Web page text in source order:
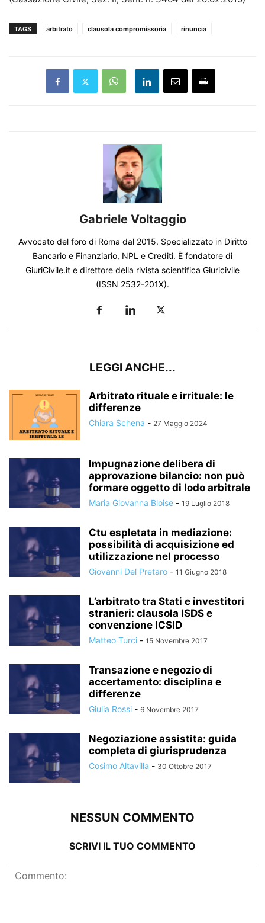
TAGS arbitrato clausola compromissoria rinuncia
Gabriele Voltaggio
Avvocato del foro di Roma dal 2015. Specializzato in Diritto
Bancario e Finanziario, NPL e Crediti. È fondatore di
GiuriCivile.it e direttore della rivista scientifica Giuricivile
(ISSN 2532-201X).
LEGGI ANCHE...
Arbitrato rituale e irrituale: le
differenze
Chiara Schena - 27 Maggio 2024
Impugnazione delibera di
approvazione bilancio: non può
formare oggetto di lodo arbitrale
Maria Giovanna Bloise - 19 Luglio 2018
Ctu espletata in mediazione:
possibilità di acquisizione ed
utilizzazione nel processo
Giovanni Del Pretaro - 11 Giugno 2018
L’arbitrato tra Stati e investitori
stranieri: clausola ISDS e
convenzione ICSID
Matteo Turci - 15 Novembre 2017
Transazione e negozio di
accertamento: disciplina e
differenze
Giulia Rossi - 6 Novembre 2017
Negoziazione assistita: guida
completa di giurisprudenza
Cosimo Altavilla - 30 Ottobre 2017
NESSUN COMMENTO
SCRIVI IL TUO COMMENTO